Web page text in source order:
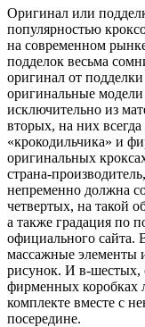
Оригинал или
популярностью
на современном
подделок весьма
оригинал от
оригинальные модели
исключительно из
вторых, на них
«крокодильчика» и
оригинальных
страна-
непременно должна
четвертых, на такой
а также градация по
официального сайта.
массажные элементы
рисунок. И в-шестых,
фирменных коробках
комплекте вместе с
посередине.